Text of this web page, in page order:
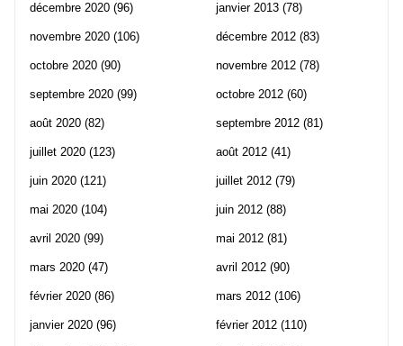
décembre 2020 (96)
novembre 2020 (106)
octobre 2020 (90)
septembre 2020 (99)
août 2020 (82)
juillet 2020 (123)
juin 2020 (121)
mai 2020 (104)
avril 2020 (99)
mars 2020 (47)
février 2020 (86)
janvier 2020 (96)
janvier 2013 (78)
décembre 2012 (83)
novembre 2012 (78)
octobre 2012 (60)
septembre 2012 (81)
août 2012 (41)
juillet 2012 (79)
juin 2012 (88)
mai 2012 (81)
avril 2012 (90)
mars 2012 (106)
février 2012 (110)